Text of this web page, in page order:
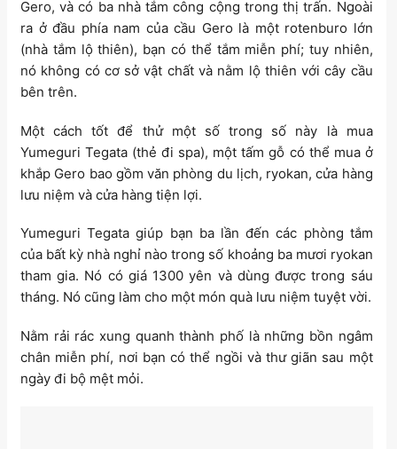
Gero, và có ba nhà tắm công cộng trong thị trấn. Ngoài
ra ở đầu phía nam của cầu Gero là một rotenburo lớn
(nhà tắm lộ thiên), bạn có thể tắm miễn phí; tuy nhiên,
nó không có cơ sở vật chất và nằm lộ thiên với cây cầu
bên trên.
Một cách tốt để thử một số trong số này là mua
Yumeguri Tegata (thẻ đi spa), một tấm gỗ có thể mua ở
khắp Gero bao gồm văn phòng du lịch, ryokan, cửa hàng
lưu niệm và cửa hàng tiện lợi.
Yumeguri Tegata giúp bạn ba lần đến các phòng tắm
của bất kỳ nhà nghỉ nào trong số khoảng ba mươi ryokan
tham gia. Nó có giá 1300 yên và dùng được trong sáu
tháng. Nó cũng làm cho một món quà lưu niệm tuyệt vời.
Nằm rải rác xung quanh thành phố là những bồn ngâm
chân miễn phí, nơi bạn có thể ngồi và thư giãn sau một
ngày đi bộ mệt mỏi.